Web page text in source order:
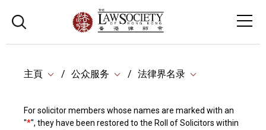
主頁 公众服务 法律界名录
For solicitor members whose names are marked with an
"*", they have been restored to the Roll of Solicitors within